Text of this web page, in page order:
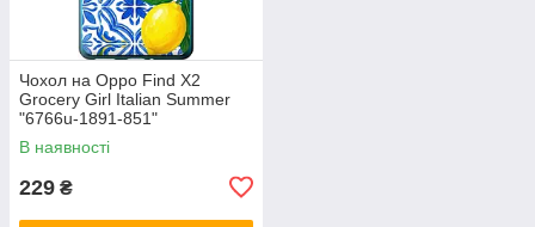
Чохол на Oppo Find X2
Grocery Girl Italian Summer
"6766u-1891-851"
В наявності
229 ₴